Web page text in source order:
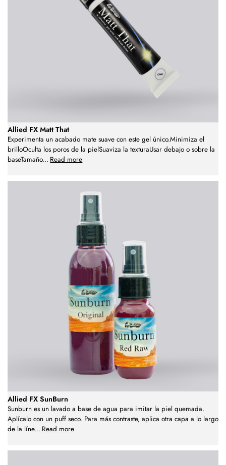
Allied FX Matt That
Experimenta un acabado mate suave con este gel único.Minimiza el
brilloOculta los poros de la pielSuaviza la texturaUsar debajo o sobre la
baseTamaño... Read more
Allied FX SunBurn
Sunburn es un lavado a base de agua para imitar la piel quemada.
Aplícalo con un puff seco. Para más contraste, aplica otra capa a lo largo
de la líne... Read more